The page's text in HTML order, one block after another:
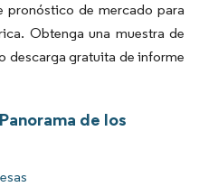
pronóstico de mercado para
Obtenga una muestra de
descarga gratuita de informe
de los